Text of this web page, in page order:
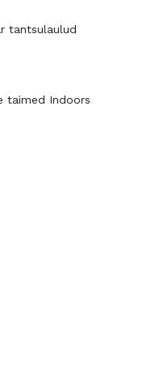
tantsulaulud
taimed Indoors